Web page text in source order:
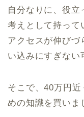
自分なりに、役立
考えとして持って
アクセスが伸びづ
い込みにすぎない
そこで、40万円
めの知識を買いま